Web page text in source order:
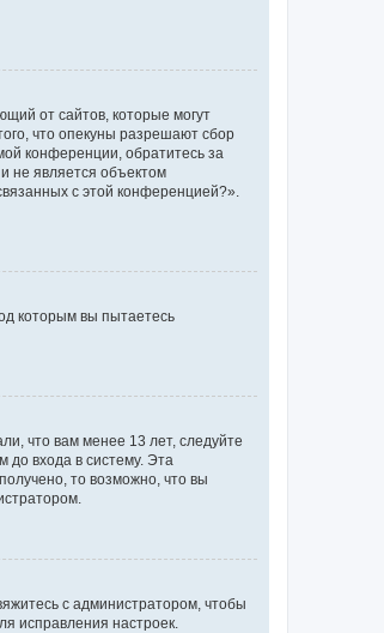
от сайтов, которые могут
что опекуны разрешают сбор
конференции, обратитесь за
не является объектом
с этой конференцией?».
которым вы пытаетесь
что вам менее 13 лет, следуйте
до входа в систему. Эта
то возможно, что вы
с администратором, чтобы
исправления настроек.